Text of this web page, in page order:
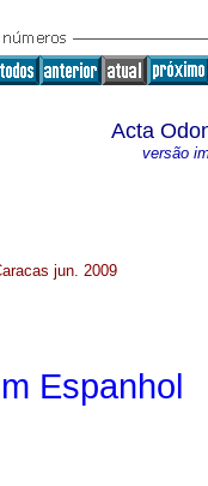
Acta
versão
jun. 2009
Espanhol